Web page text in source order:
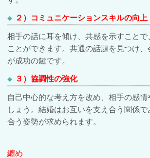
２）コミュニケーションスキルの向上
相手の話に耳を傾け、共感を示すことで
ことができます。共通の話題を見つけ
が成功の鍵です。
３）協調性の強化
自己中心的な考え方を改め、相手の感情
しょう。結婚はお互いを支え合う関係
合う姿勢が求められます。
纏め